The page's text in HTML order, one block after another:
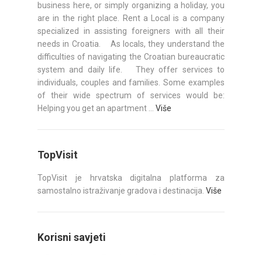
business here, or simply organizing a holiday, you
are in the right place. Rent a Local is a company
specialized in assisting foreigners with all their
needs in Croatia. As locals, they understand the
difficulties of navigating the Croatian bureaucratic
system and daily life. They offer services to
individuals, couples and families. Some examples
of their wide spectrum of services would be:
Helping you get an apartment ... Više
TopVisit
TopVisit je hrvatska digitalna platforma za
samostalno istraživanje gradova i destinacija. Više
Korisni savjeti